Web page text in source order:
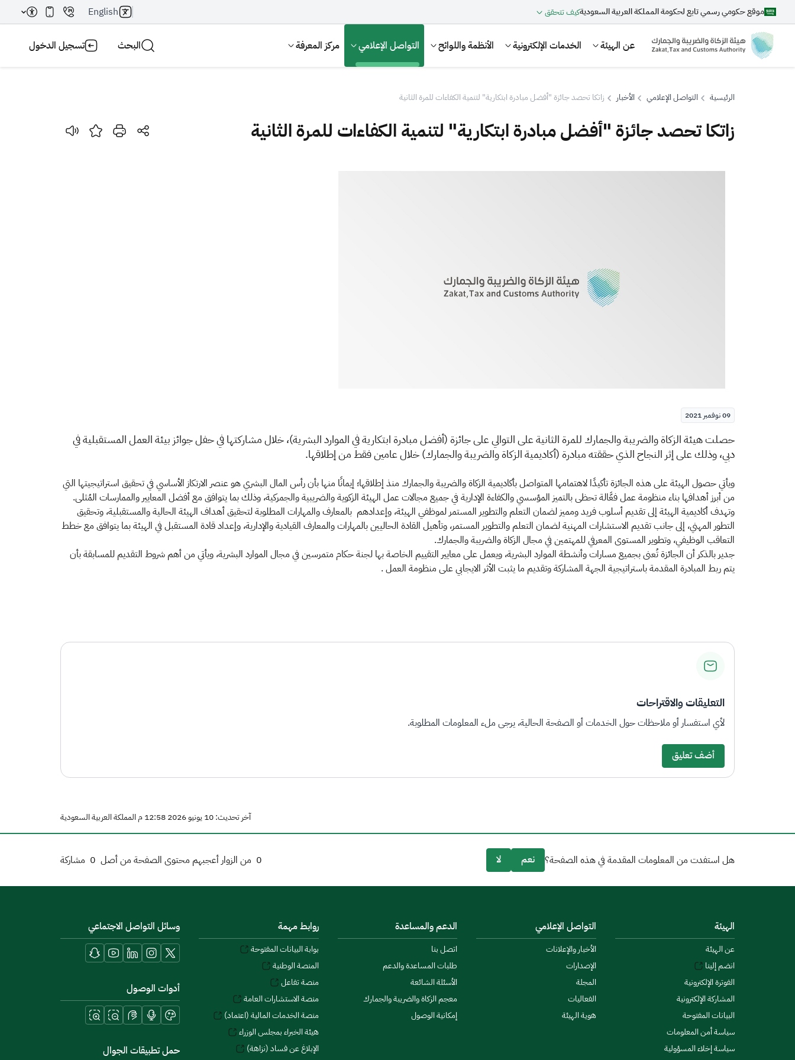
موقع حكومي رسمي تابع لحكومة المملكة العربية السعوديةكيف تتحقق English
عن الهيئة الخدمات الإلكترونية الأنظمة واللوائح التواصل الإعلامي مركز المعرفة البحث تسجيل الدخول
بحث
الرئيسية التواصل الإعلامي الأخبار زاتكا تحصد جائزة "أفضل مبادرة ابتكارية" لتنمية الكفاءات للمرة الثانية
زاتكا تحصد جائزة "أفضل مبادرة ابتكارية" لتنمية الكفاءات للمرة الثانية
09 نوفمبر 2021
​​حصلت هيئة الزكاة والضريبة والجمارك للمرة الثانية على التوالي على جائزة (أفضل مبادرة ابتكارية في الموارد البشرية)، خلال مشاركتها في حفل جوائز بيئة العمل المستقبلية في
دبي، وذلك على إثر النجاح الذي حققته مبادرة (أكاديمية الزكاة والضريبة والجمارك) خلال عامين فقط من إطلاقها.
ويأتي حصول الهيئة على هذه الجائزة تأكيدًا لاهتمامها المتواصل بأكاديمية الزكاة والضريبة والجمارك منذ إطلاقها؛ إيمانًا منها بأن رأس المال البشري هو عنصر الارتكاز الأساسي في تحقيق استراتيجيتها التي
من أبرز أهدافها بناء منظومة عمل فعَّالة تحظى بالتميز المؤسسي والكفاءة الإدارية في جميع مجالات عمل الهيئة الزكوية والضريبية والجمركية، وذلك بما يتوافق مع أفضل المعايير والممارسات المُثلى.
وتهدف أكاديمية الهيئة إلى تقديم أسلوب فريد ومميز لضمان التعلم والتطوير المستمر لموظفي الهيئة، وإعدادهم بالمعارف والمهارات المطلوبة لتحقيق أهداف الهيئة الحالية والمستقبلية، وتحقيق
التطور المهني، إلى جانب تقديم الاستشارات المهنية لضمان التعلم والتطوير المستمر، وتأهيل القادة الحاليين بالمهارات والمعارف القيادية والإدارية، وإعداد قادة المستقبل في الهيئة بما يتوافق مع خطط
التعاقب الوظيفي، وتطوير المستوى المعرفي للمهتمين في مجال الزكاة والضريبة والجمارك.
جدير بالذكر أن الجائزة تُعنى بجميع مسارات وأنشطة الموارد البشرية، ويعمل على معايير التقييم الخاصة بها لجنة حكام متمرسين في مجال الموارد البشرية، ويأتي من أهم شروط التقديم للمسابقة بأن
يتم ربط المبادرة المقدمة باستراتيجية الجهة المشاركة وتقديم ما يثبت الأثر الايجابي على منظومة العمل .​
التعليقات والاقتراحات
لأي استفسار أو ملاحظات حول الخدمات أو الصفحة الحالية، يرجى ملء المعلومات المطلوبة.
أضف تعليق
آخر تحديث: 10 يونيو 2026 12:58 م المملكة العربية السعودية
0 من الزوار أعجبهم محتوى الصفحة من أصل 0 مشاركة هل استفدت من المعلومات المقدمة في هذه الصفحة؟ نعم لا
الهيئة
عن الهيئة
انضم إلينا
الفوترة الإلكترونية
المشاركة الإلكترونية
البيانات المفتوحة
سياسة أمن المعلومات
سياسة إخلاء المسؤولية
التواصل الإعلامي
الأخبار والإعلانات
الإصدارات
المجلة
الفعاليات
هوية الهيئة
الدعم والمساعدة
اتصل بنا
طلبات المساعدة والدعم
الأسئلة الشائعة
معجم الزكاة والضريبة والجمارك
إمكانية الوصول
روابط مهمة
بوابة البيانات المفتوحة
المنصة الوطنية
منصة تفاعل
منصة الاستشارات العامة
منصة الخدمات المالية (اعتماد)
هيئة الخبراء بمجلس الوزراء
الإبلاغ عن فساد (نزاهة)
وسائل التواصل الاجتماعي
أدوات الوصول
حمل تطبيقات الجوال